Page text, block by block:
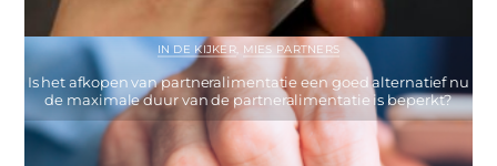
IN DE KIJKER, MIES PARTNERS
Is het afkopen van partneralimentatie een goed alternatief nu
de maximale duur van de partneralimentatie is beperkt?